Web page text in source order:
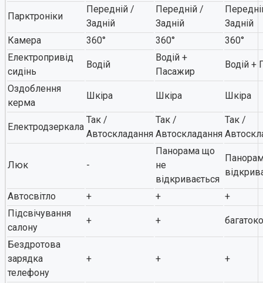
Парктроніки
Передній /
Задній
Передній /
Задній
Задній
Камера
360° 360°
360°
Електропривід
сидінь
Водій
Водій +
Пасажир
Водій +
Оздоблення
керма
Шкіра Шкіра Шкіра
Електродзеркала
Так /
Автоскладання
Так /
Автоскладання
Так /
Люк -
Панорама що
не
відкривається
Автосвітло + +
+
Підсвічування
салону
+ +
Бездротова
зарядка
телефону
+ + +